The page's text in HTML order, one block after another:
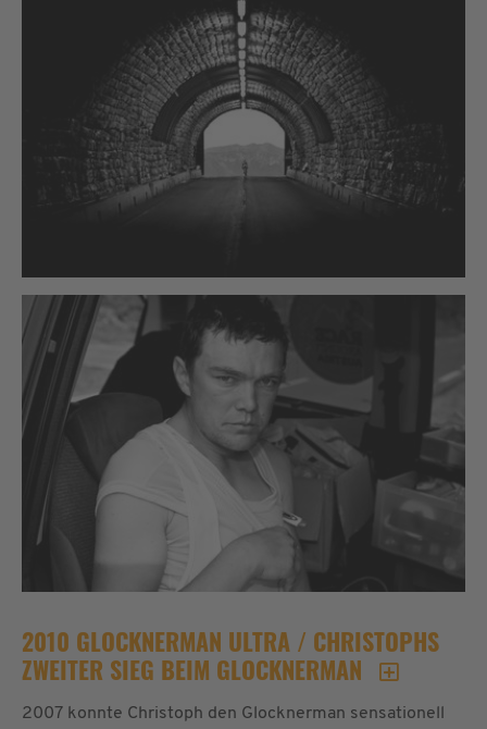
2010 GLOCKNERMAN ULTRA / CHRISTOPHS
ZWEITER SIEG BEIM GLOCKNERMAN
2007 konnte Christoph den Glocknerman sensationell